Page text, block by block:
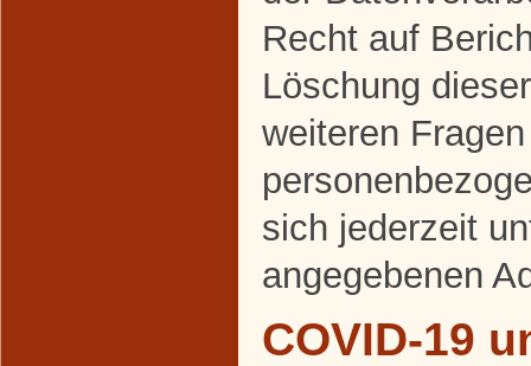
Recht auf
Löschung
weiteren
sich jederzeit
angegebenen
COVID-19